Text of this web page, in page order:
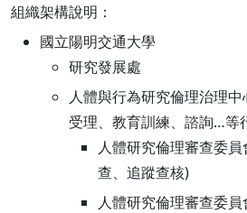
組織架構說明：
國立陽明交通大學
研究發展處
人體與行為研究倫理治理
受理、教育訓練、諮詢…等
人體研究倫理審查委
查、追蹤查核)
人體研究倫理審查委